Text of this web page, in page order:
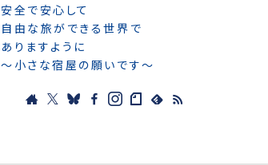
安全で安心して
自由な旅ができる世界で
ありますように
〜小さな宿屋の願いです〜